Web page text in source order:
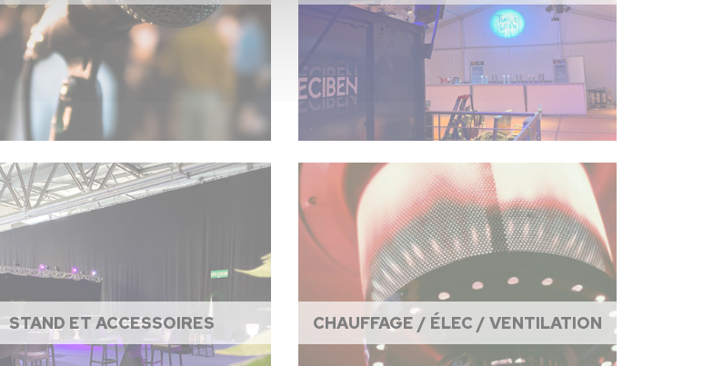
STAND ET ACCESSOIRES CHAUFFAGE / ÉLEC / VENTILATION